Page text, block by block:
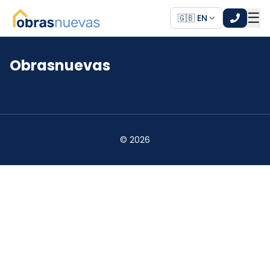
🇬🇧 EN ☰
*
Obrasnuevas
© 2026